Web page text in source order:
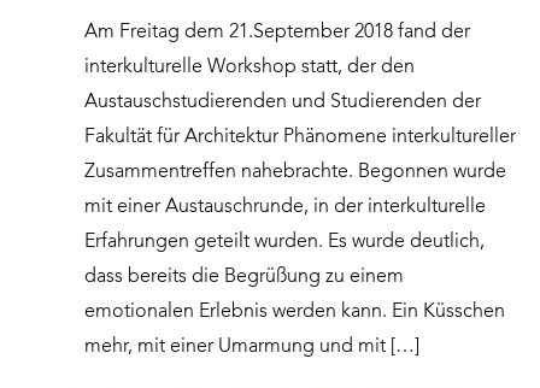
Am Freitag dem 21.September 2018 fand der
interkulturelle Workshop statt, der den
Austauschstudierenden und Studierenden der
Fakultät für Architektur Phänomene interkultureller
Zusammentreffen nahebrachte. Begonnen wurde
mit einer Austauschrunde, in der interkulturelle
Erfahrungen geteilt wurden. Es wurde deutlich,
dass bereits die Begrüßung zu einem
emotionalen Erlebnis werden kann. Ein Küsschen
mehr, mit einer Umarmung und mit […]